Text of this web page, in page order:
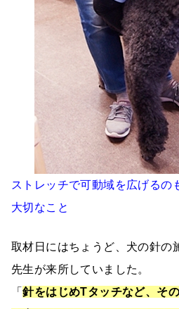
ストレッチで可動域を広げるの
大切なこと
取材日にはちょうど、犬の針の
先生が来所していました。
「針をはじめTタッチなど、そ